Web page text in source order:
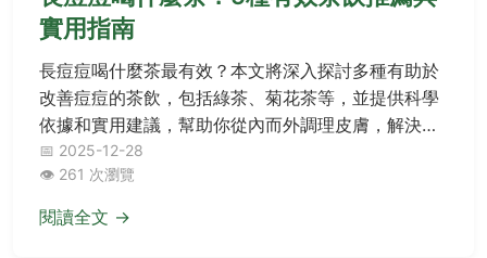
長痘痘喝什麼茶？5種有效茶飲推薦與
實用指南
長痘痘喝什麼茶最有效？本文將深入探討多種有助於
改善痘痘的茶飲，包括綠茶、菊花茶等，並提供科學
依據和實用建議，幫助你從內而外調理皮膚，解決痘
痘困擾。內容涵蓋茶飲的選擇、飲用方法、注意事
📅 2025-12-28